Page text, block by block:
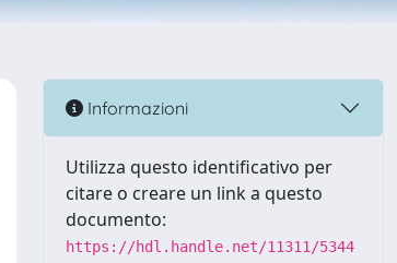
Informazioni
Utilizza questo identificativo per
citare o creare un link a questo
documento:
https://hdl.handle.net/11311/5344